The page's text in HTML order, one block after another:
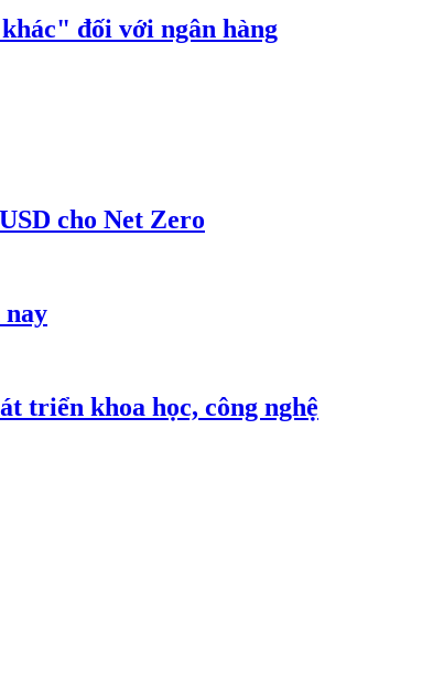
đối với ngân hàng
cho Net Zero
nay
triển khoa học, công nghệ